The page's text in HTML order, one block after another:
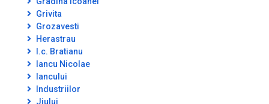
Grivita
Grozavesti
Herastrau
I.c. Bratianu
Iancu Nicolae
Iancului
Industriilor
Jiului